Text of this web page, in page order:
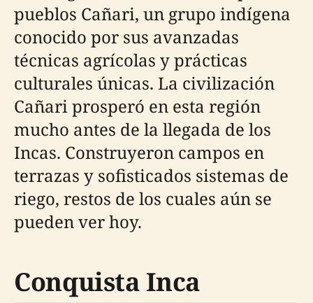
pueblos Cañari, un grupo indígena
conocido por sus avanzadas
técnicas agrícolas y prácticas
culturales únicas. La civilización
Cañari prosperó en esta región
mucho antes de la llegada de los
Incas. Construyeron campos en
terrazas y sofisticados sistemas de
riego, restos de los cuales aún se
pueden ver hoy.
Conquista Inca